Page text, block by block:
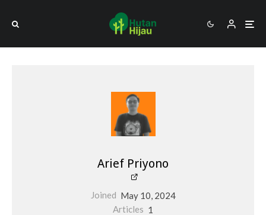
Arief Priyono
Joined May 10, 2024
Articles 1